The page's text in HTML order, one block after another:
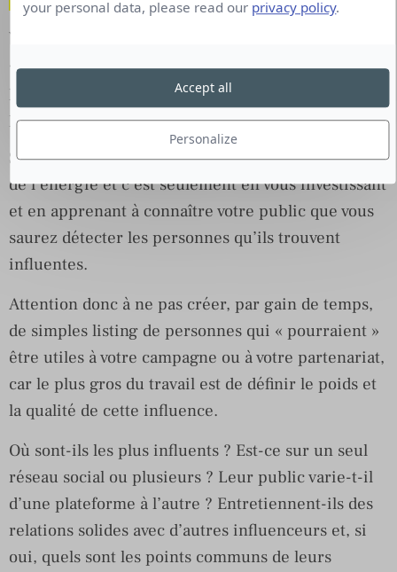
Vous pouvez entreprendre ce travail de recherche
« manuellement » bien sûr, utiliser un outil
professionnel ou encore, faire appel à un
prestataire pour vous faciliter la tâche.
Sachez que ces recherches en amont demandent
de l’énergie et c’est seulement en vous investissant
et en apprenant à connaître votre public que vous
saurez détecter les personnes qu’ils trouvent
influentes.
Attention donc à ne pas créer, par gain de temps,
de simples listing de personnes qui « pourraient »
être utiles à votre campagne ou à votre partenariat,
car le plus gros du travail est de définir le poids et
la qualité de cette influence.
Où sont-ils les plus influents ? Est-ce sur un seul
réseau social ou plusieurs ? Leur public varie-t-il
d’une plateforme à l’autre ? Entretiennent-ils des
relations solides avec d’autres influenceurs et, si
oui, quels sont les points communs de leurs
your personal data, please read our privacy policy.
Personalize
Accept all